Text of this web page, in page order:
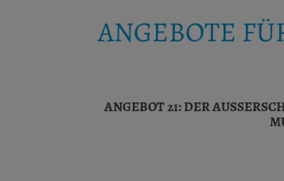
ANGEBOTE
ANGEBOT 21: DER